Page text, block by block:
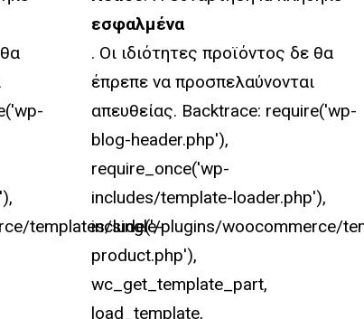
templates/single-
εσφαλμένα
. Οι ιδιότητες προϊόντος δε θα
έπρεπε να προσπελαύνονται
απευθείας. Backtrace: require('wp-
blog-header.php'),
require_once('wp-
includes/template-loader.php'),
include('/plugins/woocommerce/
product.php'),
wc_get_template_part,
load_template,